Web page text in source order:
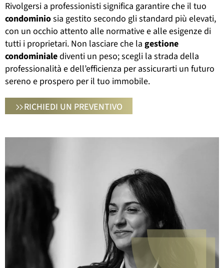
Rivolgersi a professionisti significa garantire che il tuo
condominiosia gestito secondo gli standard più elevati,
con un occhio attento alle normative e alle esigenze di
tutti i proprietari. Non lasciare che la gestione
condominialediventi un peso; scegli la strada della
professionalità e dell’efficienza per assicurarti un futuro
sereno e prospero per il tuo immobile.
RICHIEDI UN PREVENTIVO